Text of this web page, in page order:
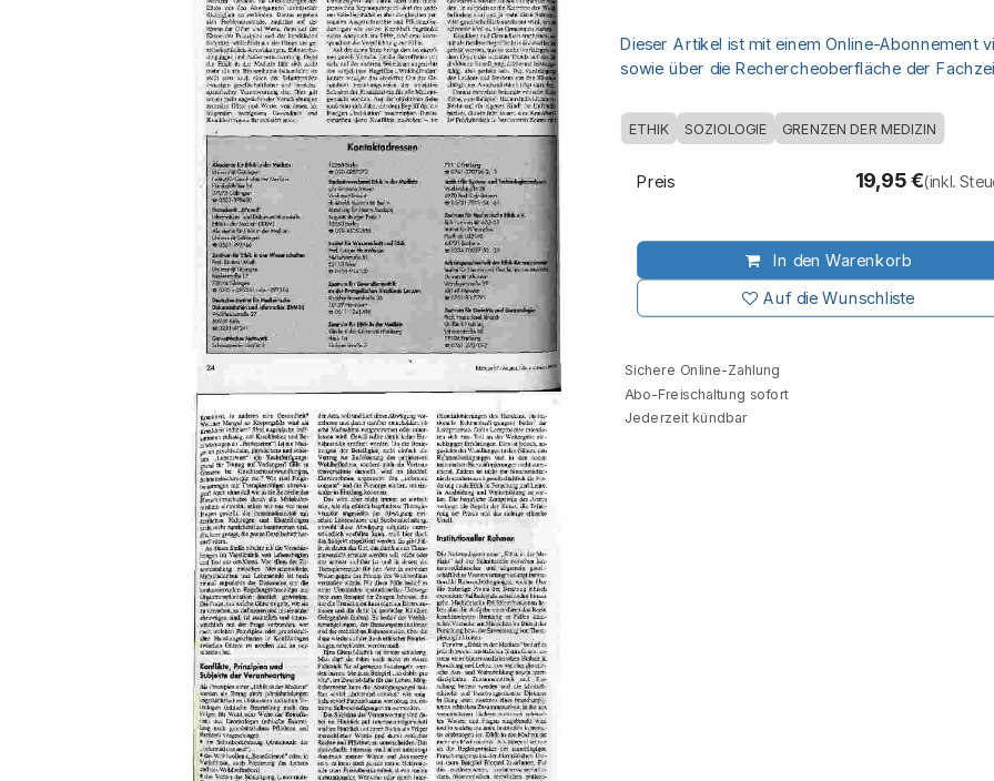
Dieser Artikel ist mit einem Online-Abonnement
sowie über die Rechercheoberfläche der
ETHIK SOZIOLOGIE GRENZEN DER MEDIZIN
In den Warenkorb
Auf die Wunschliste
Preis 19,95€(inkl.
Sichere Online-Zahlung
Abo-Freischaltung sofort
Jederzeit kündbar